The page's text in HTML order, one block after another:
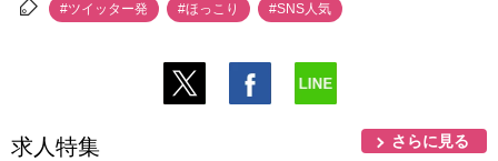
#ツイッター発 #ほっこり #SNS人気
求人特集 さらに見る